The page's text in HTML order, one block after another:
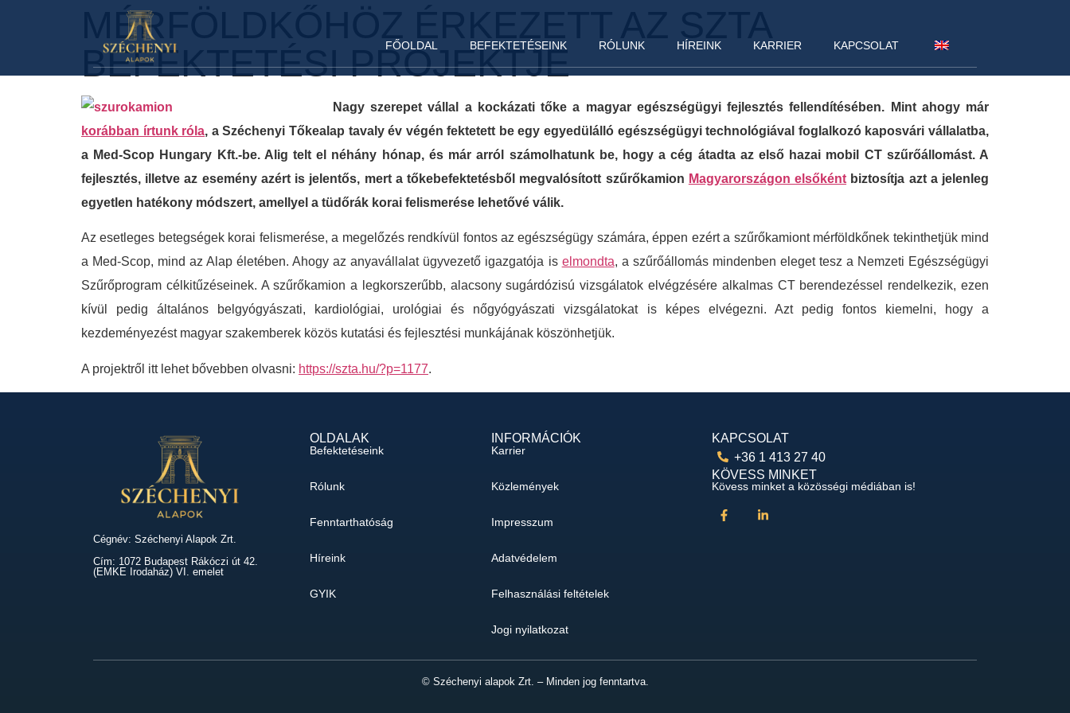
FŐOLDAL BEFEKTETÉSEINK RÓLUNK HÍREINK KARRIER KAPCSOLAT
MÉRFÖLDKŐHÖZ ÉRKEZETT AZ SZTA
BEFEKTETÉSI PROJEKTJE
Nagy szerepet vállal a kockázati tőke a magyar egészségügyi fejlesztés fellendítésében. Mint ahogy már
korábban írtunk róla, a Széchenyi Tőkealap tavaly év végén fektetett be egy egyedülálló egészségügyi technológiával foglalkozó kaposvári vállalatba,
a Med-Scop Hungary Kft.-be. Alig telt el néhány hónap, és már arról számolhatunk be, hogy a cég átadta az első hazai mobil CT szűrőállomást. A
fejlesztés, illetve az esemény azért is jelentős, mert a tőkebefektetésből megvalósított szűrőkamion Magyarországon elsőként biztosítja azt a jelenleg
egyetlen hatékony módszert, amellyel a tüdőrák korai felismerése lehetővé válik.
Az esetleges betegségek korai felismerése, a megelőzés rendkívül fontos az egészségügy számára, éppen ezért a szűrőkamiont mérföldkőnek tekinthetjük mind
a Med-Scop, mind az Alap életében. Ahogy az anyavállalat ügyvezető igazgatója is elmondta, a szűrőállomás mindenben eleget tesz a Nemzeti Egészségügyi
Szűrőprogram célkitűzéseinek. A szűrőkamion a legkorszerűbb, alacsony sugárdózisú vizsgálatok elvégzésére alkalmas CT berendezéssel rendelkezik, ezen
kívül pedig általános belgyógyászati, kardiológiai, urológiai és nőgyógyászati vizsgálatokat is képes elvégezni. Azt pedig fontos kiemelni, hogy a
kezdeményezést magyar szakemberek közös kutatási és fejlesztési munkájának köszönhetjük.
A projektről itt lehet bővebben olvasni: https://szta.hu/?p=1177.
Cégnév: Széchenyi Alapok Zrt.
Cím: 1072 Budapest Rákóczi út 42.
(EMKE Irodaház) VI. emelet
OLDALAK
Befektetéseink
Rólunk
Fenntarthatóság
Híreink
GYIK
INFORMÁCIÓK
Karrier
Közlemények
Impresszum
Adatvédelem
Felhasználási feltételek
Jogi nyilatkozat
KAPCSOLAT
+36 1 413 27 40
KÖVESS MINKET
Kövess minket a közösségi médiában is!
© Széchenyi alapok Zrt. – Minden jog fenntartva.